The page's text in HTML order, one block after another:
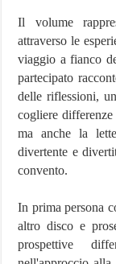
Il volume
attraverso le
viaggio a fianco
partecipato
delle riflessioni,
cogliere
ma anche la
divertente e
convento.
In prima persona
altro disco e
prospettive